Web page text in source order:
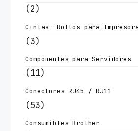
(2)
Cintas- Rollos para
(3)
Componentes para Servidores
(11)
Conectores RJ45 / RJ11
(53)
Consumibles Brother